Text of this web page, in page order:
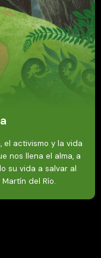
el activismo y la vida
nos llena el alma, a
su vida a salvar al
del Río.